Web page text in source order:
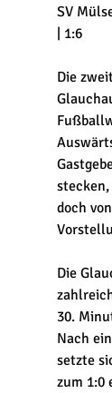
SV
| 1:6
Die
doch
Die
30.
Nach
setzte
zum 1:0